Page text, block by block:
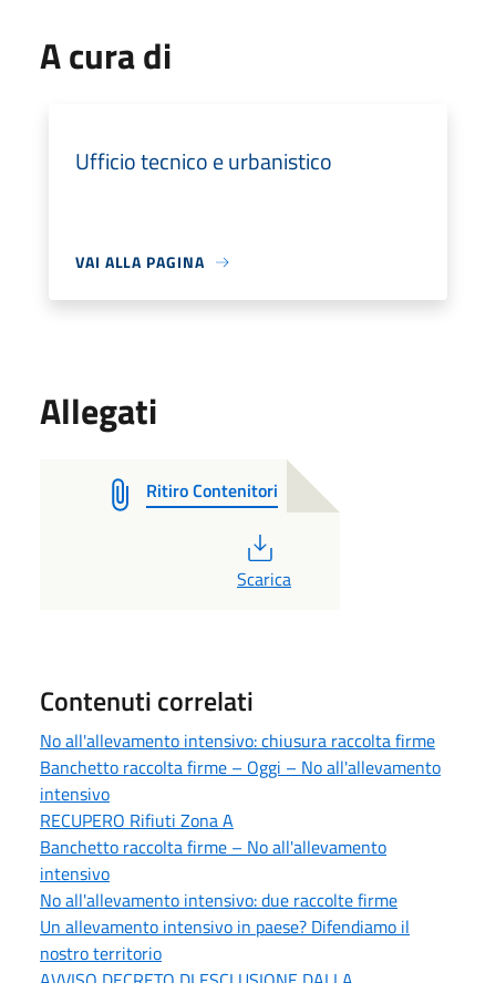
A cura di
Ufficio tecnico e urbanistico
VAI ALLA PAGINA
Allegati
Ritiro Contenitori
Scarica
Contenuti correlati
No all'allevamento intensivo: chiusura raccolta firme
Banchetto raccolta firme – Oggi – No all'allevamento
intensivo
RECUPERO Rifiuti Zona A
Banchetto raccolta firme – No all'allevamento
intensivo
No all'allevamento intensivo: due raccolte firme
Un allevamento intensivo in paese? Difendiamo il
nostro territorio